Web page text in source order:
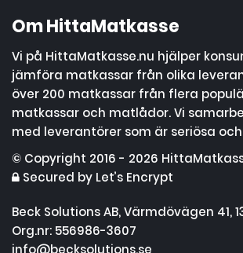
Om HittaMatkasse
Vi på HittaMatkasse.nu hjälper
jämföra matkassar från olika
över 200 matkassar från flera
matkassar och matlådor. Vi
med leverantörer som är seriösa
© Copyright 2016 - 2026
Secured by Let’s Encrypt
Beck Solutions AB, Värmdövägen 41,
Org.nr: 556986-3607